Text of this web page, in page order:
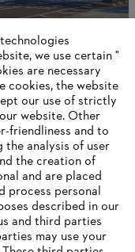
we use certain "
are necessary
cookies, the website
our use of strictly
website. ‎Other
friendliness and to
analysis of user
the creation of
and are placed
process personal
described in our
and third parties
may use your